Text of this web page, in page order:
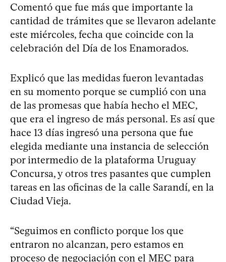
Comentó que fue más que importante la
cantidad de trámites que se llevaron adelante
este miércoles, fecha que coincide con la
celebración del Día de los Enamorados.
Explicó que las medidas fueron levantadas
en su momento porque se cumplió con una
de las promesas que había hecho el MEC,
que era el ingreso de más personal. Es así que
hace 13 días ingresó una persona que fue
elegida mediante una instancia de selección
por intermedio de la plataforma Uruguay
Concursa, y otros tres pasantes que cumplen
tareas en las oficinas de la calle Sarandí, en la
Ciudad Vieja.
“Seguimos en conflicto porque los que
entraron no alcanzan, pero estamos en
proceso de negociación con el MEC para